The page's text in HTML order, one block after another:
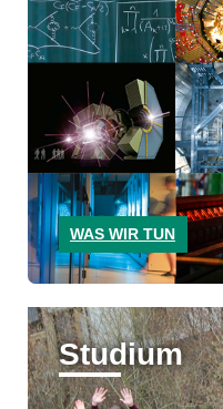
WAS WIR TUN
Studium